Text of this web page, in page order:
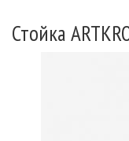
Стойка